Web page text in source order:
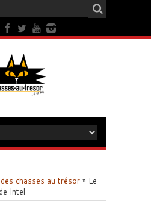
chasses au trésor » Le
Intel